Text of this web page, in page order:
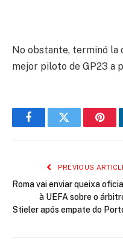
No obstante, terminó la
mejor piloto de GP23 a
FacebookTwitter
PREVIOUS
Roma vai enviar queixa
à UEFA sobre o
Stieler após empate do